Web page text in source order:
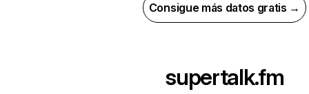
Consigue más datos gratis →
supertalk.fm